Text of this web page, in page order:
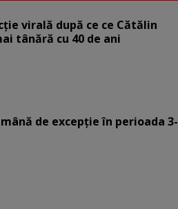
virală după ce ce Cătălin
tânără cu 40 de ani
de excepție în perioada 3-